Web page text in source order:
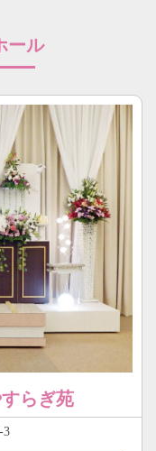
ール
らぎ苑
3